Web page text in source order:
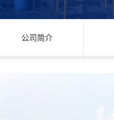
公司简介